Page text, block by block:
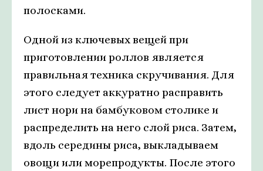
полосками.
Одной из ключевых вещей при
приготовлении роллов является
правильная техника скручивания. Для
этого следует аккуратно расправить
лист нори на бамбуковом столике и
распределить на него слой риса. Затем,
вдоль середины риса, выкладываем
овощи или морепродукты. После этого